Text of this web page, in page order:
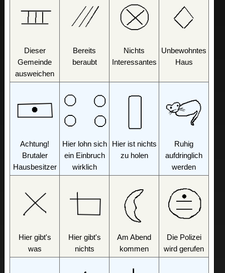
Dieser
Gemeinde
ausweichen
Bereits
beraubt
Nichts
Interessantes
Unbewohntes
Haus
Achtung!
Brutaler
Hausbesitzer
Hier lohn sich
ein Einbruch
wirklich
Hier ist nichts
zu holen
Ruhig
aufdringlich
werden
Hier gibt's
was
Hier gibt's
nichts
Am Abend
kommen
Die Polizei
wird gerufen